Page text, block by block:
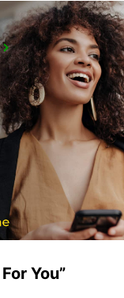
TAL
IKLIN -
You”